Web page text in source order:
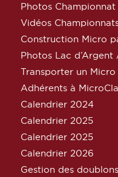
Photos
Vidéos
Construction Micro
Photos Lac d’Argent
Transporter un Micro
Adhérents à
Calendrier 2024
Calendrier 2025
Calendrier 2025
Calendrier 2026
Gestion des